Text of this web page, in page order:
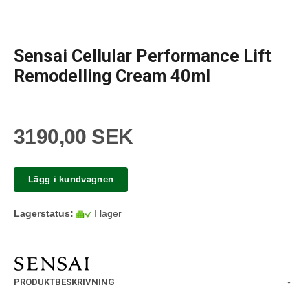
Sensai Cellular Performance Lift
Remodelling Cream 40ml
3190,00 SEK
Lägg i kundvagnen
Lagerstatus: I lager
PRODUKTBESKRIVNING